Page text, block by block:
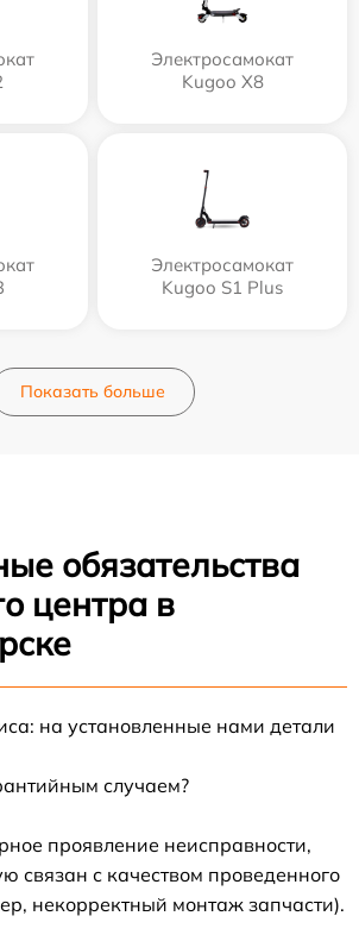
Электросамокат
Kugoo X8
Электросамокат
Kugoo S1 Plus
Показать больше
обязательства
центра в
на установленные нами детали
случаем?
проявление неисправности,
связан с качеством проведенного
некорректный монтаж запчасти).